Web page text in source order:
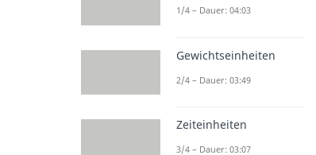
1/4 – Dauer: 04:03
Gewichtseinheiten
2/4 – Dauer: 03:49
Zeiteinheiten
3/4 – Dauer: 03:07